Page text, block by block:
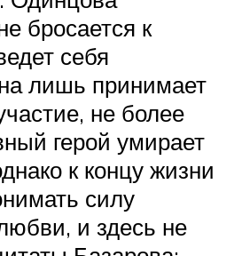
бросается к
себя
лишь принимает
не более
герой умирает
к концу жизни
силу
и здесь не